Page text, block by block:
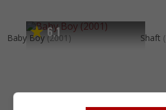
6,1
Baby Boy (2001) Shaft